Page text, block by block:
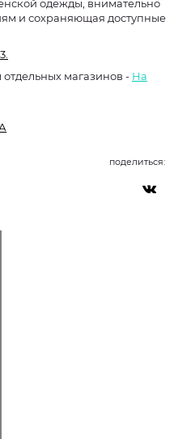
одежды, внимательно
и сохраняющая доступные
магазинов - На
поделиться: